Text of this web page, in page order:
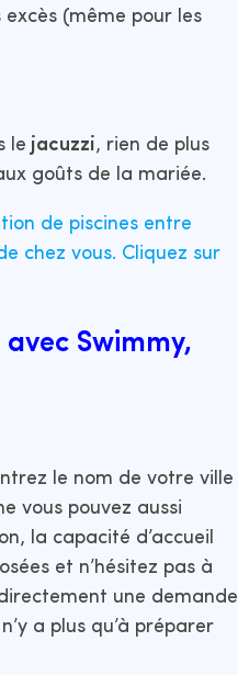
(même pour les
le jacuzzi, rien de plus
goûts de la mariée.
de piscines entre
chez vous. Cliquez sur
Swimmy,
le nom de votre ville
vous pouvez aussi
la capacité d’accueil
et n’hésitez pas à
une demande
a plus qu’à préparer